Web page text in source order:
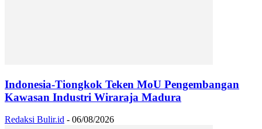
Indonesia-Tiongkok Teken MoU Pengembangan
Kawasan Industri Wiraraja Madura
Redaksi Bulir.id - 06/08/2026